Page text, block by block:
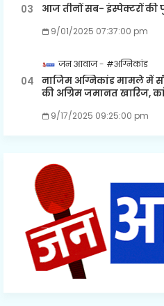
आज तीनों सब- इंस्पेक्टरों की
9/01/2025 07:37:00 pm
जन आवाज #अग्निकांड
नाजिम अग्निकांड मामले में
की अग्रिम जमानत खारिज,
9/17/2025 09:25:00 pm